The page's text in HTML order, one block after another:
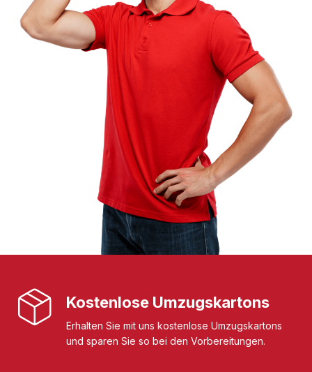
Kostenlose Umzugskartons
Erhalten Sie mit uns kostenlose Umzugskartons
und sparen Sie so bei den Vorbereitungen.